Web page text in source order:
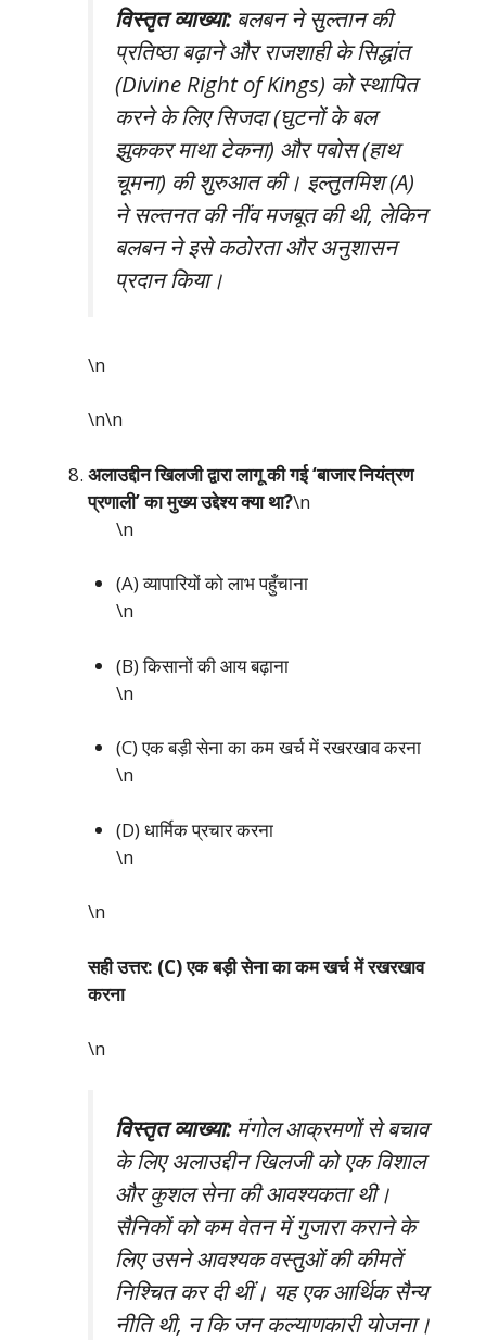
विस्तृत व्याख्या:बलबन ने सुल्तान की
प्रतिष्ठा बढ़ाने और राजशाही के सिद्धांत
(Divine Right of Kings) को स्थापित
करने के लिए सिजदा (घुटनों के बल
झुककर माथा टेकना) और पबोस (हाथ
चूमना) की शुरुआत की। इल्तुतमिश (A)
ने सल्तनत की नींव मजबूत की थी, लेकिन
बलबन ने इसे कठोरता और अनुशासन
प्रदान किया।
\n
\n\n
अलाउद्दीन खिलजी द्वारा लागू की गई ‘बाजार नियंत्रण
प्रणाली’ का मुख्य उद्देश्य क्या था?\n
\n
(A) व्यापारियों को लाभ पहुँचाना
\n
(B) किसानों की आय बढ़ाना
\n
(C) एक बड़ी सेना का कम खर्च में रखरखाव करना
\n
(D) धार्मिक प्रचार करना
\n
\n
सही उत्तर: (C) एक बड़ी सेना का कम खर्च में रखरखाव
करना
\n
विस्तृत व्याख्या:मंगोल आक्रमणों से बचाव
के लिए अलाउद्दीन खिलजी को एक विशाल
और कुशल सेना की आवश्यकता थी।
सैनिकों को कम वेतन में गुजारा कराने के
लिए उसने आवश्यक वस्तुओं की कीमतें
निश्चित कर दी थीं। यह एक आर्थिक सैन्य
नीति थी, न कि जन कल्याणकारी योजना।